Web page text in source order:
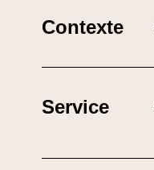
Contexte
Service